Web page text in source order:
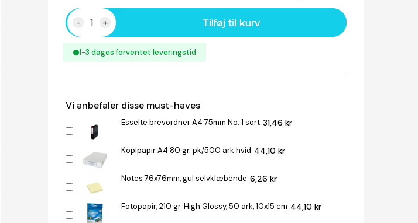
- + Tilføj til kurv
1-3 dages forventet leveringstid
Vi anbefaler disse must-haves
Esselte brevordner A4 75mm No. 1 sort 31,46 kr
Kopipapir A4 80 gr. pk/500 ark hvid 44,10 kr
Notes 76x76mm, gul selvklæbende 6,26 kr
Fotopapir, 210 gr. High Glossy, 50 ark, 10x15 cm 44,10 kr